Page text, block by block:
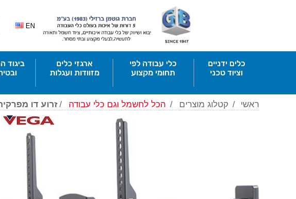
EN
כלים ידניים
וציוד טכני
כלי עבודה לפי
תחומי מקצוע
ארגזי כלים
מזוודות ועגלות
ביגוד
ראשי / קטלוג מוצרים / הכל לחשמל וגם כלי עבודה / זרוע דו מפרקית